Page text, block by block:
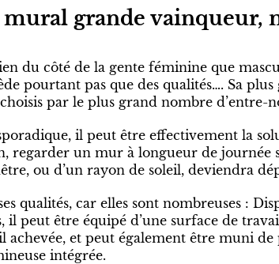
grande vainqueur,
du côté de la gente féminine que
pourtant pas que des qualités…. Sa
par le plus grand nombre d’entre-
il peut être effectivement la
regarder un mur à longueur de journée
ou d’un rayon de soleil, deviendra
qualités, car elles sont nombreuses :
il peut être équipé d’une surface de
achevée, et peut également être muni de
intégrée.